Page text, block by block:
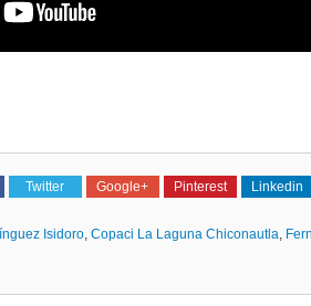
Twitter Google+ Pinterest Linkedin
Isidoro, Copaci La Laguna Chiconautla,